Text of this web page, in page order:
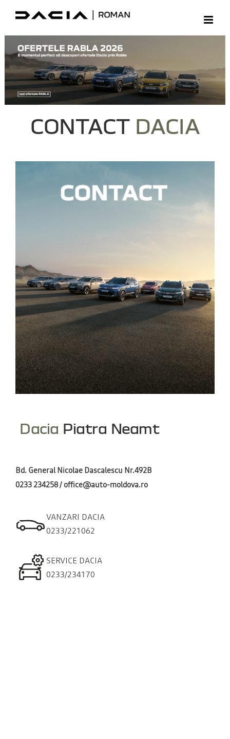
content
CONTACT DACIA
Dacia Piatra Neamt
Bd. General Nicolae Dascalescu Nr.492B
0233 234258 / office@auto-moldova.ro
VANZARI DACIA
0233/221062
SERVICE DACIA
0233/234170